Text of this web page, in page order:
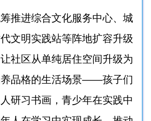
推进综合文化服务中心、城
文明实践站等阵地扩容升级
社区从单纯居住空间升级为
品格的生活场景——孩子们
研习书画，青少年在实践中